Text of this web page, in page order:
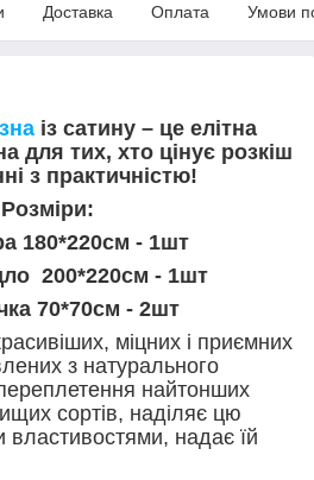
Доставка Оплата Умови
із сатину – це елітна
для тих, хто цінує розкіш
з практичністю!
Розміри:
180*220см - 1шт
200*220см - 1шт
70*70см - 2шт
міцних і приємних
з натурального
найтонших
сортів, наділяє цю
властивостями, надає їй